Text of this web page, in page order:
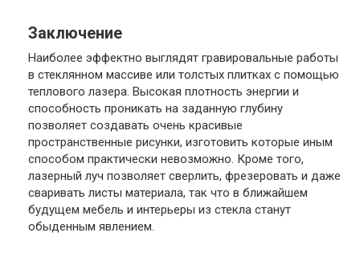
Заключение
Наиболее эффектно выглядят гравировальные работы
в стеклянном массиве или толстых плитках с помощью
теплового лазера. Высокая плотность энергии и
способность проникать на заданную глубину
позволяет создавать очень красивые
пространственные рисунки, изготовить которые иным
способом практически невозможно. Кроме того,
лазерный луч позволяет сверлить, фрезеровать и даже
сваривать листы материала, так что в ближайшем
будущем мебель и интерьеры из стекла станут
обыденным явлением.